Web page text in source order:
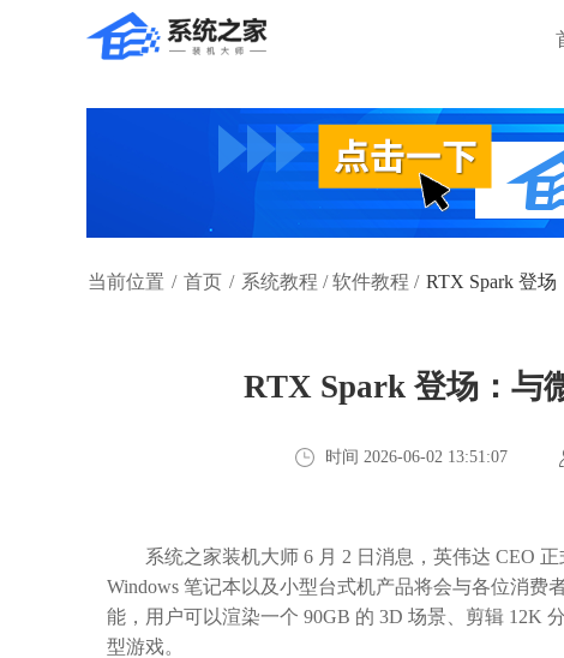
当前位置 / 首页 / 系统教程 /软件教程 / RTX Spark 登场
RTX Spark 登场：与
时间 2026-06-02 13:51:07
系统之家装机大师 6 月 2 日消息，英伟达 CEO 正
Windows 笔记本以及小型台式机产品将会与各位消费
能，用户可以渲染一个 90GB 的 3D 场景、剪辑 12K
型游戏。